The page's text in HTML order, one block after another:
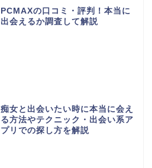
PCMAXの口コミ・評判！本当に
出会えるか調査して解説
痴女と出会いたい時に本当に会え
る方法やテクニック・出会い系ア
プリでの探し方を解説